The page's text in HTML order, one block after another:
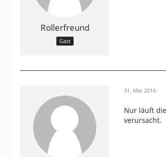
Rollerfreund
Gast
31. Mai 2014
Nur läuft
verursacht.